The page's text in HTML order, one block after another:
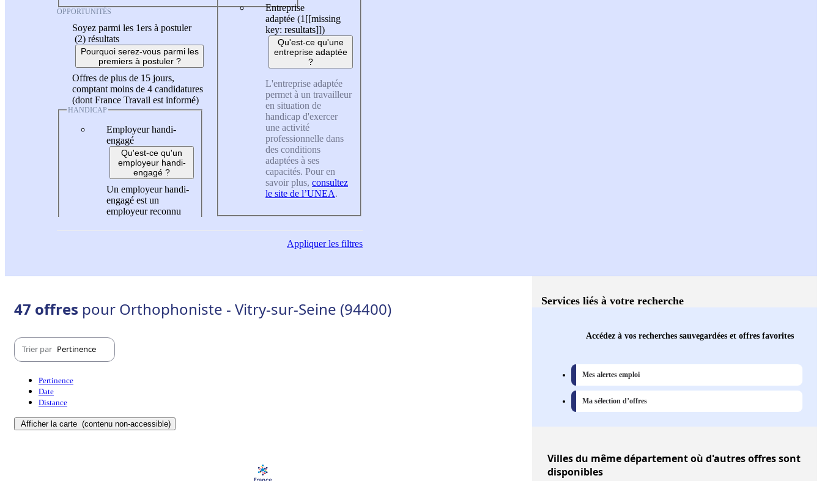
OPPORTUNITÉS
Soyez parmi les 1ers à postuler
(2) résultats
Pourquoi serez-vous parmi les
premiers à postuler ?
Offres de plus de 15 jours,
comptant moins de 4 candidatures
(dont France Travail est informé)
HANDICAP
Employeur handi-
engagé
Qu'est-ce qu'un
employeur handi-
engagé ?
Un employeur handi-
engagé est un
employeur reconnu
Entreprise
adaptée (1 [[missing
key: resultats]])
Qu'est-ce qu'une
entreprise adaptée
?
L'entreprise adaptée
permet à un travailleur
en situation de
handicap d'exercer
une activité
professionnelle dans
des conditions
adaptées à ses
capacités. Pour en
savoir plus, consultez
le site de l’UNEA.
Appliquerles filtres
47 offres pour Orthophoniste - Vitry-sur-Seine (94400)
Trier par Pertinence
Pertinence
Date
Distance
Afficher la carte (contenu non-accessible)
Services liés à votre recherche
Accédez à vos recherches sauvegardées et offres favorites
Mes alertes emploi
Ma sélection d’offres
Villesdu même département où d'autres offres sont
disponibles